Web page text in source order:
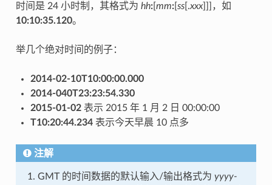
时间是 24 小时制，其格式为 hh:[ mm:[ ss[.xxx]]]，如
10:10:35.120。
举几个绝对时间的例子：
2014-02-10T10:00:00.000
2014-040T23:23:54.330
2015-01-02表示 2015 年 1 月 2 日 00:00:00
T10:20:44.234表示今天早晨 10 点多
注解
GMT 的时间数据的默认输入/输出格式为 yyyy-